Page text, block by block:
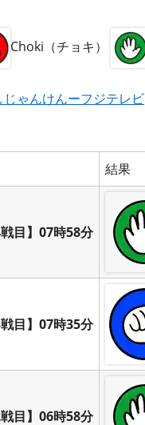
Choki（チョキ）
ゃんけんーフジテレビ
結果
戦目】07時58分
戦目】07時35分
戦目】06時58分